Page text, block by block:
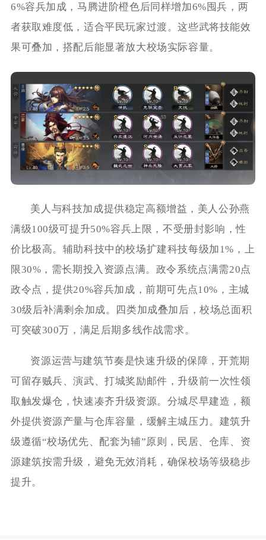
6%容兵加成，马腾进阶橙色后同样增加6%囤兵，两
者获取难度低，适合平民玩家过渡。这些武将技能效
果可叠加，搭配后能显著放大校场实际容量。
美人与科技加成提供稳定高额增益，美人公孙燕
满级100级可提升50%容兵上限，不受册封影响，性
价比极高。辅助科技中的校场扩建科技每级加1%，上
限30%，需长期投入资源点满。政令系统点满需20点
政令点，提供20%容兵加成，前期可先点10%，主城
30级后补满剩余加成。四类加成叠加后，校场总面积
可突破300万，满足后期多线作战需求。
资源运营与建筑节奏是快速升级的保障，开荒期
可留存贼兵、演武、打城奖励邮件，升级前一次性领
取触发爆仓，快速凑齐升级资源。分城尽早建造，额
外提供资源产量与仓库容量，缓解主城压力。建筑升
级遵循“校场优先、配套为辅”原则，民居、仓库、资
源建筑按需升级，避免无效消耗，确保校场等级稳步
提升。